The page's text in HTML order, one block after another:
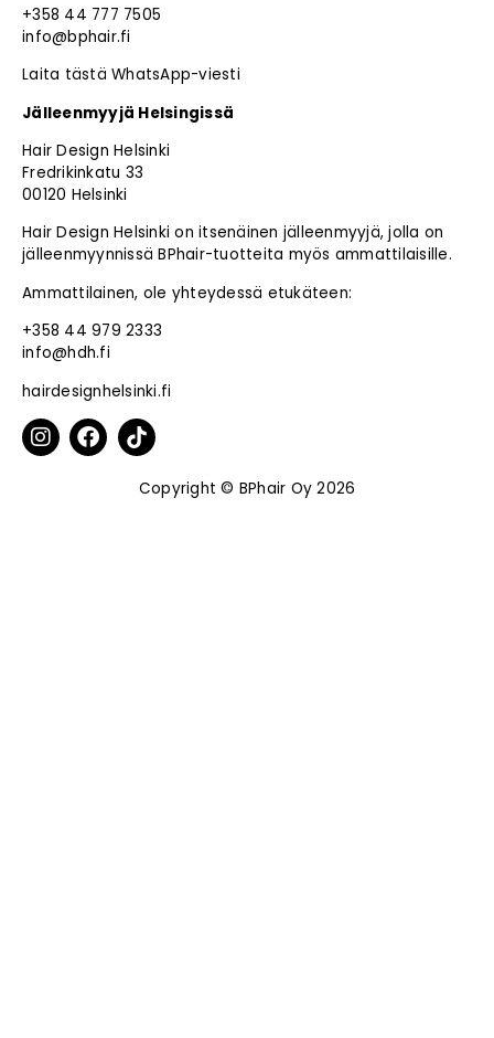
+358 44 777 7505
info@bphair.fi
Laita tästä WhatsApp-viesti
Jälleenmyyjä Helsingissä
Hair Design Helsinki
Fredrikinkatu 33
00120 Helsinki
Hair Design Helsinki on itsenäinen jälleenmyyjä, jolla on
jälleenmyynnissä BPhair-tuotteita myös ammattilaisille.
Ammattilainen, ole yhteydessä etukäteen:
+358 44 979 2333
info@hdh.fi
hairdesignhelsinki.fi
Copyright © BPhair Oy 2026